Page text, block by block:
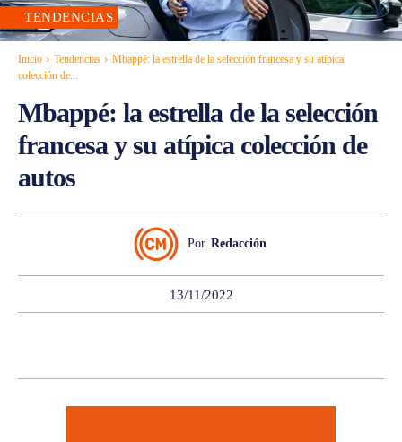
TENDENCIAS
Inicio Tendencias
Mbappé: la estrella de la selección francesa y su atípica
colección de...
Mbappé: la estrella de la selección
francesa y su atípica colección de
autos
Por Redacción
13/11/2022